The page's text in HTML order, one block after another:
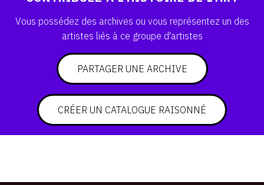
CRÉER SON CATALOGUE RAISONNÉ
ABONNEMENTS DÉDIÉS AUX GALERISTES
CRÉER SON SITE ARTISTE
CRÉER SON CATALOGUE D'EXPO
PUBLIER SES EXPOSITIONS
Vous possédez des archives ou vous représentez un des
artistes liés à ce groupe d'artistes
PARTAGER UNE ARCHIVE
CRÉER UN CATALOGUE RAISONNÉ